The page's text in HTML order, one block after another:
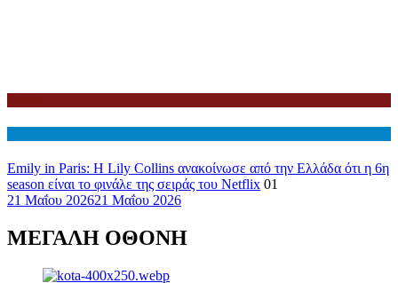
Emily in Paris: Η Lily Collins ανακοίνωσε από την Ελλάδα ότι η 6η
season είναι το φινάλε της σειράς του Netflix 01
21 Μαΐου 202621 Μαΐου 2026
ΜΕΓΑΛΗ ΟΘΟΝΗ